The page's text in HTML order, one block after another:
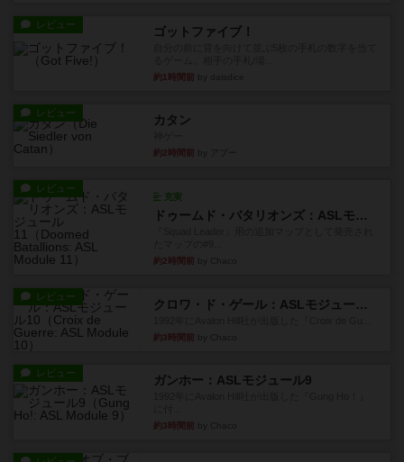
レビュー ゴットファイブ！
約1時間前
レビュー カタン
約2時間前
レビュー
充実
ドゥームド・バタリオンズ：ASLモジュール11
約2時間前
レビュー
クロワ・ド・ゲール：ASLモジュール10
約3時間前
レビュー ガンホー：ASLモジュール9
約3時間前